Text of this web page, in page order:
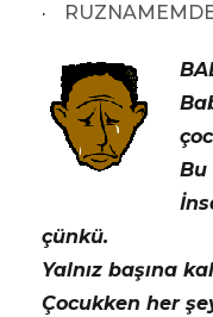
·
Bu
çünkü.
Yalnız başına
Çocukken her